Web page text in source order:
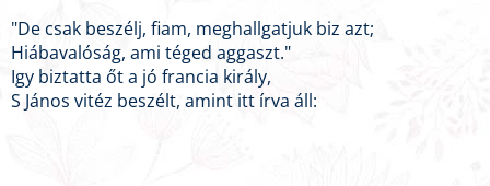
"De csak beszélj, fiam, meghallgatjuk biz azt;
Hiábavalóság, ami téged aggaszt."
Igy biztatta őt a jó francia király,
S János vitéz beszélt, amint itt írva áll: